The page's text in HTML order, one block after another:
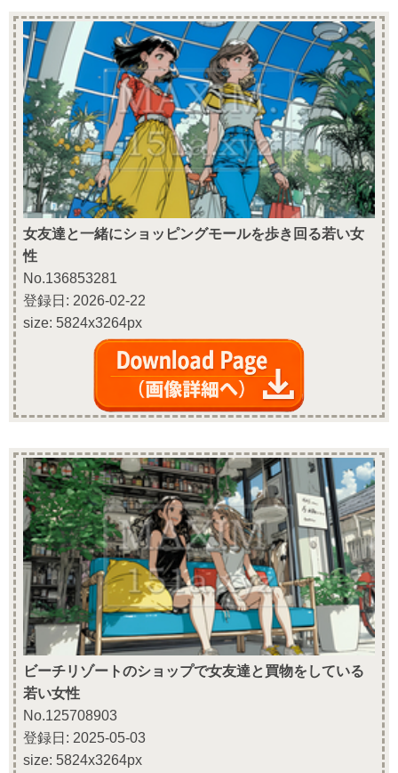
女友達と一緒にショッピングモールを歩き回る若い女
性
No.136853281
登録日: 2026-02-22
size: 5824x3264px
ビーチリゾートのショップで女友達と買物をしている
若い女性
No.125708903
登録日: 2025-05-03
size: 5824x3264px